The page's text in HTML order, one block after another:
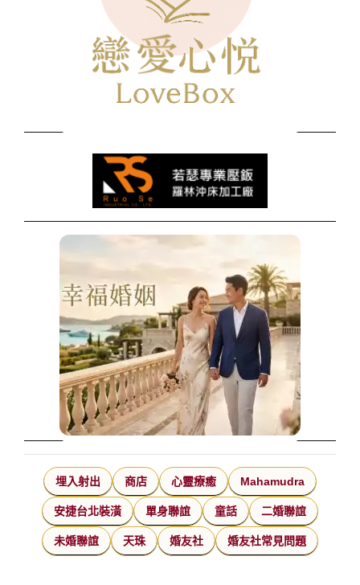
埋入射出 商店 心靈療癒 Mahamudra
安捷台北裝潢 單身聯誼 童話 二婚聯誼
未婚聯誼 天珠 婚友社 婚友社常見問題